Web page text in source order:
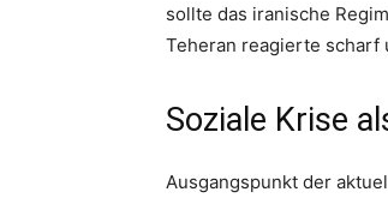
sollte das iranische
Teheran reagierte scharf
Soziale Krise
Ausgangspunkt der